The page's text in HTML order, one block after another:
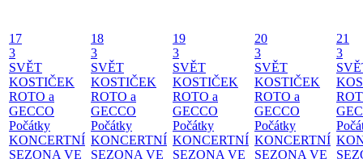
17
3
SVĚT
KOSTIČEK
ROTO a
GECCO
Počátky
KONCERTNÍ
SEZONA VE
18
3
SVĚT
KOSTIČEK
ROTO a
GECCO
Počátky
KONCERTNÍ
SEZONA VE
19
3
SVĚT
KOSTIČEK
ROTO a
GECCO
Počátky
KONCERTNÍ
SEZONA VE
20
3
SVĚT
KOSTIČEK
ROTO a
GECCO
Počátky
KONCERTNÍ
SEZONA VE
21
3